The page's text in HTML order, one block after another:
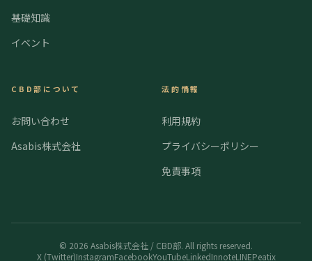
基礎知識
イベント
CBD部について
お問い合わせ
Asabis株式会社
法的情報
利用規約
プライバシーポリシー
免責事項
© 2026 Asabis株式会社 / CBD部. All rights reserved.
X (Twitter)InstagramFacebookYouTubeLinkedInnoteLINEPeatix